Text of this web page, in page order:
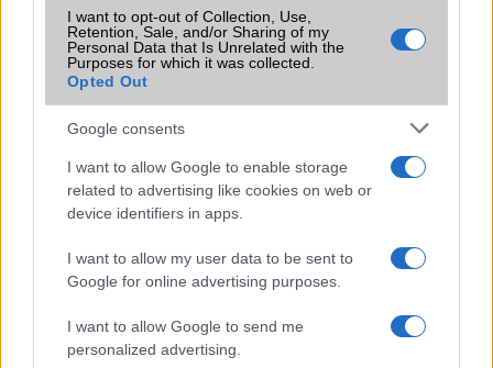
I want to opt-out of Collection, Use,
Retention, Sale, and/or Sharing of my
Personal Data that Is Unrelated with the
Purposes for which it was collected.
Opted Out
Google consents
I want to allow Google to enable storage
related to advertising like cookies on web or
device identifiers in apps.
I want to allow my user data to be sent to
Google for online advertising purposes.
I want to allow Google to send me
personalized advertising.
Limited Edition Nincs
SAR
1,40
Új és Használt GSM kiemelt ajánlatok
Apple iPhone 17 Pro Max